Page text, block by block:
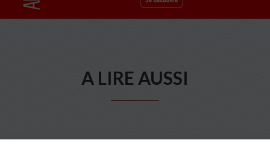
A LIRE AUSSI